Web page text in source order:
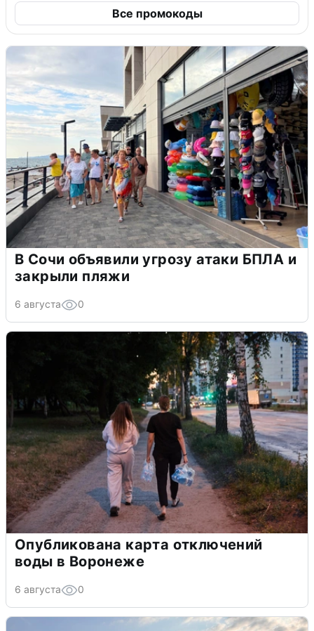
Все промокоды
В Сочи объявили угрозу атаки БПЛА и
закрыли пляжи
6 августа 0
Опубликована карта отключений
воды в Воронеже
6 августа 0